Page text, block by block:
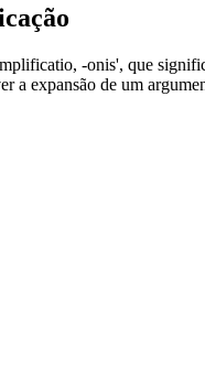
-onis', que
a expansão de um